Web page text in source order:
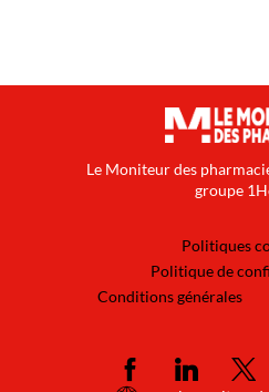
Le Moniteur des
groupe
Politiques
Politique de
Conditions générales